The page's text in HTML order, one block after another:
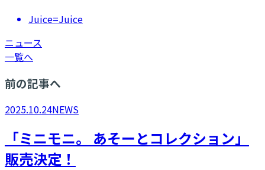
Juice=Juice
ニュース
一覧へ
前の記事へ
2025.10.24NEWS
「ミニモニ。 あそーとコレクション」
販売決定！